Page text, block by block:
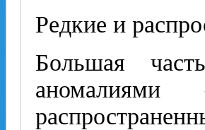
Редкие и
Большая